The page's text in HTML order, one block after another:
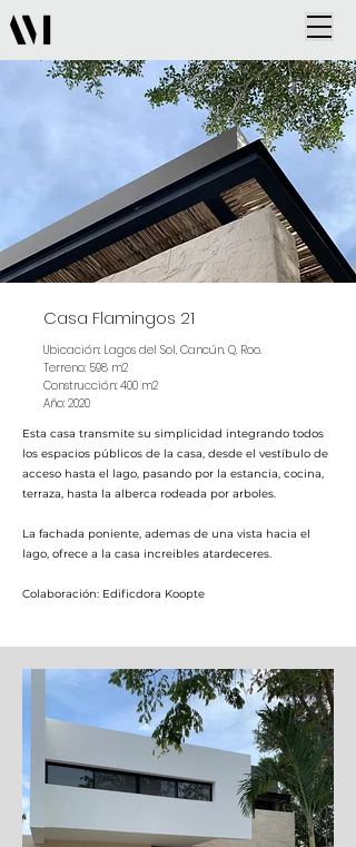
Casa Flamingos 21
Ubicación: Lagos del Sol, Cancún. Q. Roo.
Terreno: 598 m2
Construcción: 400 m2
Año: 2020
Esta casa transmite su simplicidad integrando todos
los espacios públicos de la casa, desde el vestíbulo de
acceso hasta el lago, pasando por la estancia, cocina,
terraza, hasta la alberca rodeada por arboles.
La fachada poniente, ademas de una vista hacia el
lago, ofrece a la casa increibles atardeceres.
Colaboración: Edificdora Koopte